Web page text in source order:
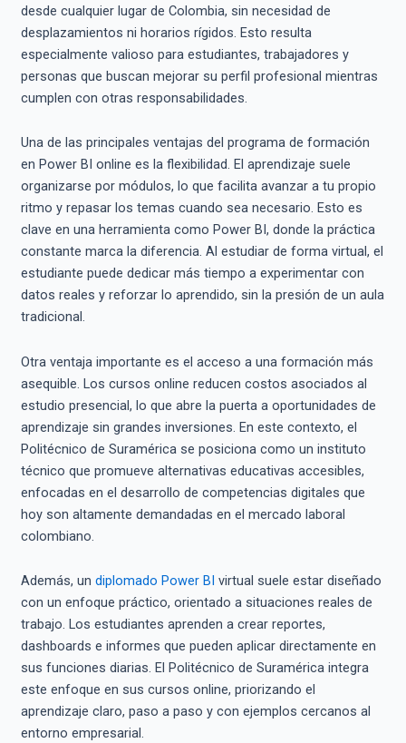
desde cualquier lugar de Colombia, sin necesidad de
desplazamientos ni horarios rígidos. Esto resulta
especialmente valioso para estudiantes, trabajadores y
personas que buscan mejorar su perfil profesional mientras
cumplen con otras responsabilidades.
Una de las principales ventajas del programa de formación
en Power BI online es la flexibilidad. El aprendizaje suele
organizarse por módulos, lo que facilita avanzar a tu propio
ritmo y repasar los temas cuando sea necesario. Esto es
clave en una herramienta como Power BI, donde la práctica
constante marca la diferencia. Al estudiar de forma virtual, el
estudiante puede dedicar más tiempo a experimentar con
datos reales y reforzar lo aprendido, sin la presión de un aula
tradicional.
Otra ventaja importante es el acceso a una formación más
asequible. Los cursos online reducen costos asociados al
estudio presencial, lo que abre la puerta a oportunidades de
aprendizaje sin grandes inversiones. En este contexto, el
Politécnico de Suramérica se posiciona como un instituto
técnico que promueve alternativas educativas accesibles,
enfocadas en el desarrollo de competencias digitales que
hoy son altamente demandadas en el mercado laboral
colombiano.
Además, un diplomado Power BI virtual suele estar diseñado
con un enfoque práctico, orientado a situaciones reales de
trabajo. Los estudiantes aprenden a crear reportes,
dashboards e informes que pueden aplicar directamente en
sus funciones diarias. El Politécnico de Suramérica integra
este enfoque en sus cursos online, priorizando el
aprendizaje claro, paso a paso y con ejemplos cercanos al
entorno empresarial.